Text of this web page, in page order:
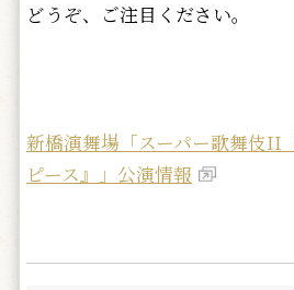
どうぞ、ご注目ください。
新橋演舞場「スーパー歌舞伎II
ピース』」公演情報